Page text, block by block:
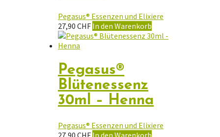
Pegasus® Essenzen und Elixiere
27,90 CHF In den Warenkorb
Pegasus®
Blütenessenz
30ml – Henna
Pegasus® Essenzen und Elixiere
27,90 CHF In den Warenkorb